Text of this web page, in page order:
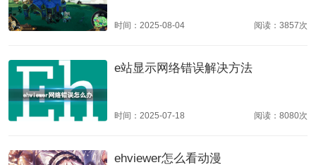
时间：2025-08-04 阅读：3857次
e站显示网络错误解决方法
时间：2025-07-18 阅读：8080次
ehviewer怎么看动漫